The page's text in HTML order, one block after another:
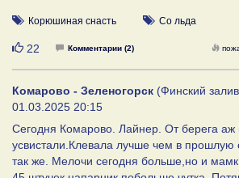
Корюшиная снасть Со льда
Нравится
22 Комментарии (2)
Комарово - Зеленогорск (Финский
01.03.2025 20:15
Сегодня Комарово. Лайнер. От берега аж
усвистали.Клевала лучше чем в прошлую
так же. Мелочи сегодня больше,но и